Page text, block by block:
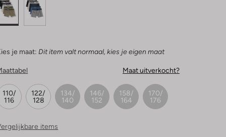
je maat: Dit item valt normaal, kies je eigen maat
Maat uitverkocht?
110/
116
122/
128
134/
140
146/
152
158/
164
170/
176
items